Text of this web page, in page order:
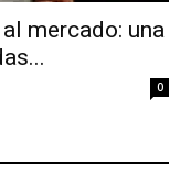
mercado: una
0